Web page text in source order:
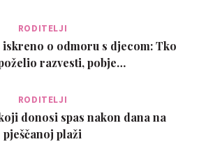
RODITELJI
o odmoru s djecom: Tko
razvesti, pobje…
RODITELJI
donosi spas nakon dana na
pješčanoj plaži